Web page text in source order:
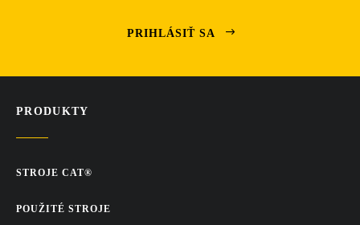
PRIHLÁSIŤ SA
PRODUKTY
STROJE CAT®
POUŽITÉ STROJE